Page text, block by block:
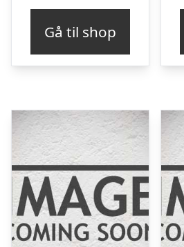
Gå til shop